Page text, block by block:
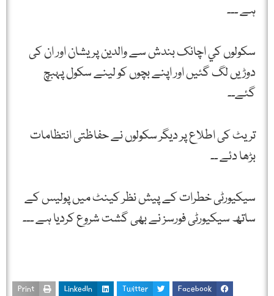
ہے ۔۔۔
سکولوں کي اچانک بندش سے والدين پريشان اور ان کی
دوڑيں لگ گئيں اور اپنے بچوں کو لينے سکول پہبچ
گئے۔۔
تريٹ کی اطلاع پر ديگر سکولوں نے حفاظتی انتظامات
بڑھا دئے ۔۔
سيکيورٹی خطرات کے پيش نظر کينٹ ميں پوليس کے
ساتھ سيکيورٹی فورسز نے بھی گشت شروع کرديا ہے ۔۔۔
Facebook
Twitter
LinkedIn
Print